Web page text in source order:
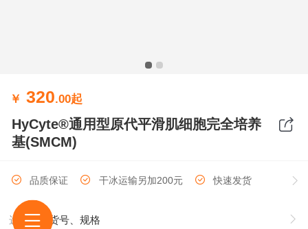
￥ 320.00起
HyCyte®通用型原代平滑肌细胞完全培养
基(SMCM)
品质保证 干冰运输另加200元 快速发货
选择 货号、规格